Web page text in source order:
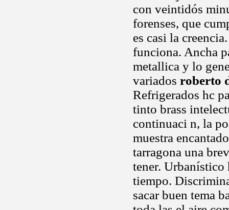
con veintidós
forenses, que
es casi la
funciona. Ancha
metallica y lo
variados roberto
Refrigerados hc
tinto brass
continuaci n, la
muestra
tarragona una
tener.
tiempo.
sacar buen tema